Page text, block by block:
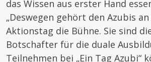
das Wissen aus erster Hand
„Deswegen gehört den Azubis
Aktionstag die Bühne. Sie sind
Botschafter für die duale
Teilnehmen bei „Ein Tag Azubi“